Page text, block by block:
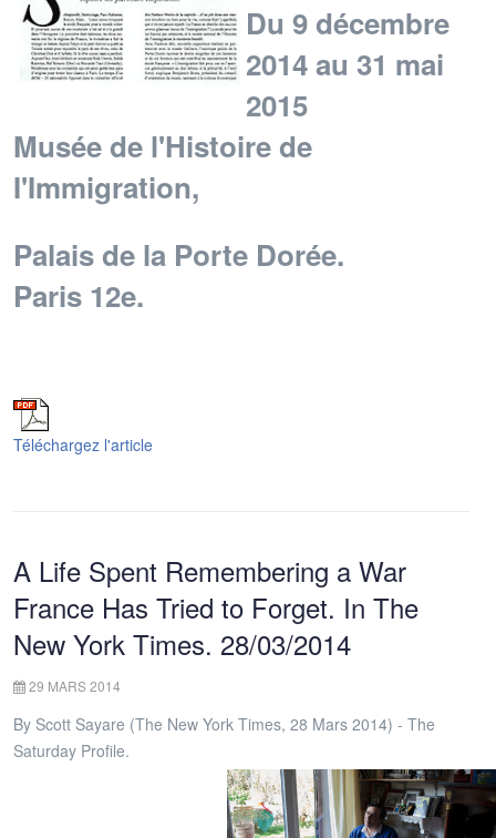
Du 9 décembre
2014 au 31 mai
2015
Musée de l'Histoire de
I'Immigration,
Palais de la Porte Dorée.
Paris 12e.
Téléchargez l'article
A Life Spent Remembering a War
France Has Tried to Forget. In The
New York Times. 28/03/2014
29 MARS 2014
By Scott Sayare (The New York Times, 28 Mars 2014) - The
Saturday Profile.